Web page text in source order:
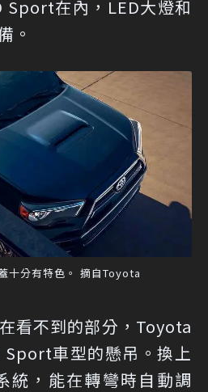
在內，LED大燈和
。
十分有特色。 摘自Toyota
看不到的部分，Toyota
Sport車型的懸吊。換上
統，能在轉彎時自動調